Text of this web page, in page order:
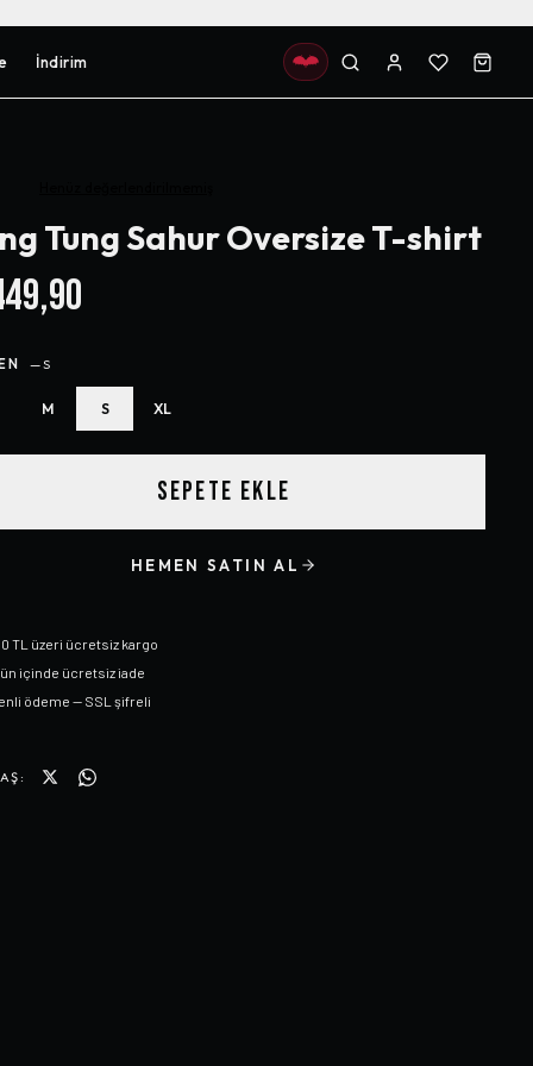
İndirim
Tung Sahur Oversize T-shirt
—S
M S XL
SEPETE EKLE
HEMEN SATIN AL
TL üzeri ücretsiz kargo
içinde ücretsiz iade
ödeme — SSL şifreli